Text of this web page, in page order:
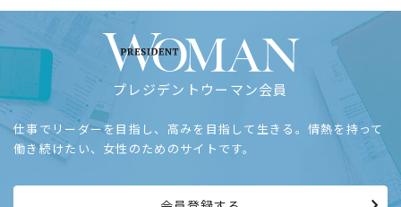
プレジデントウーマン会員
仕事でリーダーを目指し、高みを目指して生きる。情熱を持って
働き続けたい、女性のためのサイトです。